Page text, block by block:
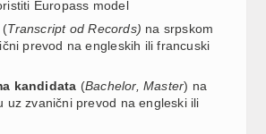
Europass model
Transcript od Records) na srpskom
prevod na engleskih ili francuski
kandidata (Bachelor, Master) na
uz zvanični prevod na engleski ili